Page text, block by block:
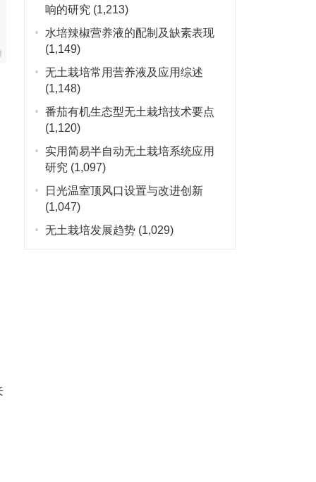
响的研究 (1,213)
水培辣椒营养液的配制及缺素表现
(1,149)
无土栽培常用营养液及应用综述
(1,148)
番茄有机生态型无土栽培技术要点
(1,120)
实用简易半自动无土栽培系统应用
研究 (1,097)
日光温室顶风口设置与改进创新
(1,047)
无土栽培发展趋势 (1,029)